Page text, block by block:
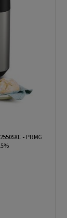
- PRMG